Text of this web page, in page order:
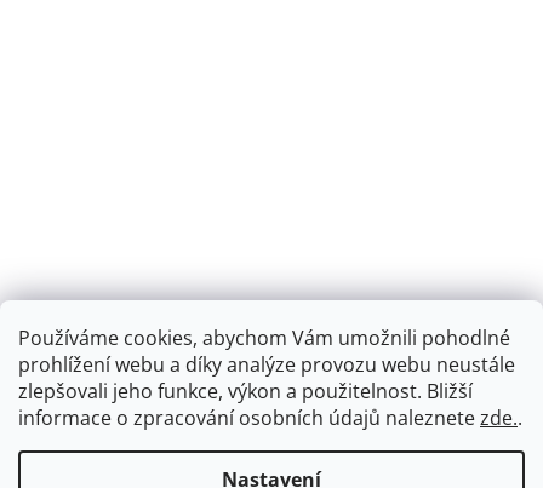
Používáme cookies, abychom Vám umožnili pohodlné
prohlížení webu a díky analýze provozu webu neustále
zlepšovali jeho funkce, výkon a použitelnost. Bližší
informace o zpracování osobních údajů naleznetezde..
Nastavení